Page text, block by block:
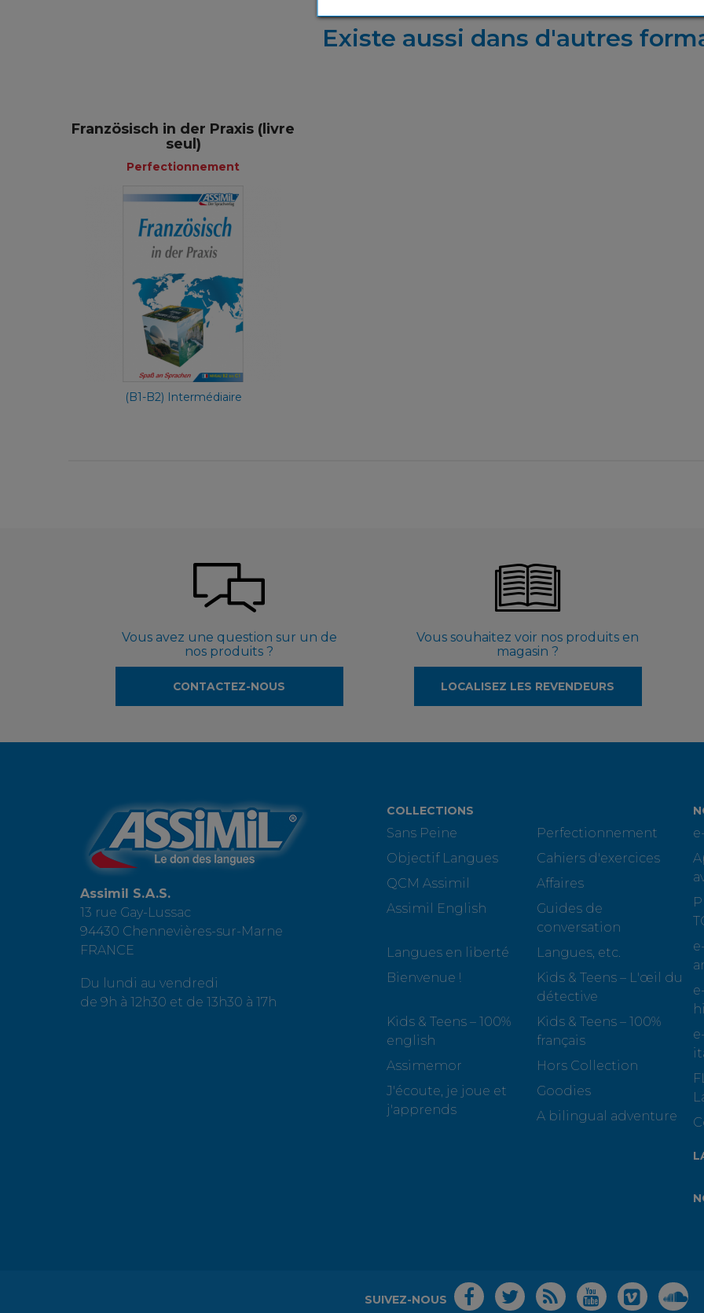
Existe aussi dans d'autres
Französisch in der Praxis (livre
seul)
Perfectionnement
(B1-B2) Intermédiaire
Perfectionnement
Allemand
24,90 €
Vous avez une question sur un de
nos produits ?
CONTACTEZ-NOUS
Vous souhaitez voir nos produits en
magasin ?
LOCALISEZ LES REVENDEURS
Assimil S.A.S.
13 rue Gay-Lussac
94430 Chennevières-sur-Marne
FRANCE
Du lundi au vendredi
de 9h à 12h30 et de 13h30 à 17h
COLLECTIONS
Sans Peine
Perfectionnement
Objectif Langues
Cahiers d'exercices
QCM Assimil
Affaires
Assimil English
Guides de
conversation
Langues en liberté
Langues, etc.
Bienvenue !
Kids & Teens – L'œil du
détective
Kids & Teens – 100%
english
Kids & Teens – 100%
français
Assimemor
Hors Collection
J'écoute, je joue et
j'apprends
Goodies
A bilingual adventure
SUIVEZ-NOUS